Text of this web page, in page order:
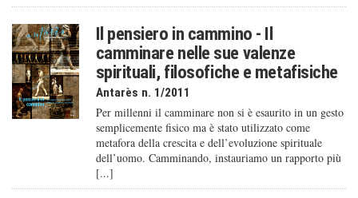
Il pensiero in cammino - Il
camminare nelle sue valenze
spirituali, filosofiche e metafisiche
Antarès n. 1/2011
Per millenni il camminare non si è esaurito in un gesto
semplicemente fisico ma è stato utilizzato come
metafora della crescita e dell’evoluzione spirituale
dell’uomo. Camminando, instauriamo un rapporto più
[...]